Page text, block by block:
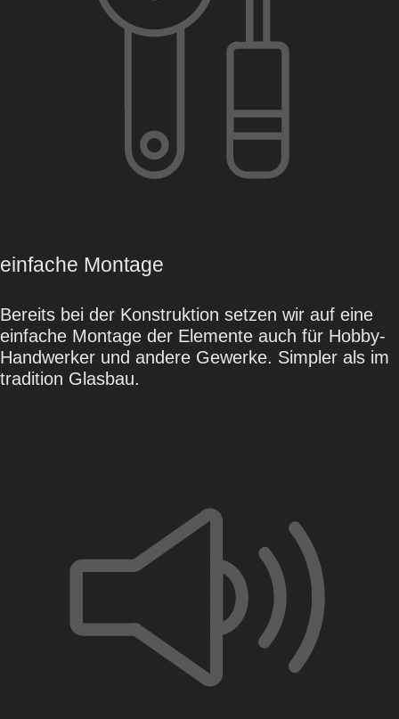
einfache Montage
Bereits bei der Konstruktion setzen wir auf eine
einfache Montage der Elemente auch für Hobby-
Handwerker und andere Gewerke. Simpler als im
tradition Glasbau.